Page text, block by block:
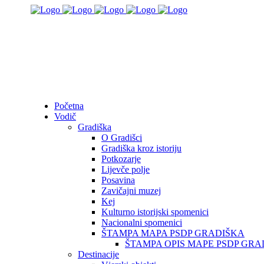
Početna
Vodič
Gradiška
O Gradišci
Gradiška kroz istoriju
Potkozarje
Lijevče polje
Posavina
Zavičajni muzej
Kej
Kulturno istorijski spomenici
Nacionalni spomenici
ŠTAMPA MAPA PSDP GRADIŠKA
ŠTAMPA OPIS MAPE PSDP
Destinacije